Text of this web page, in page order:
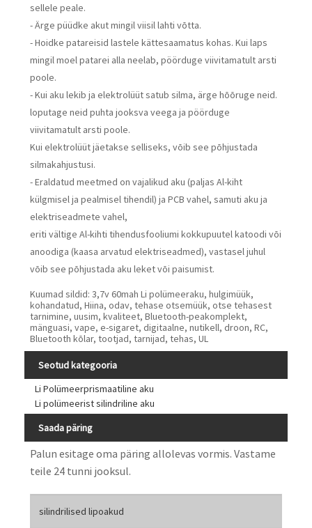
sellele peale.
- Ärge püüdke akut mingil viisil lahti võtta.
- Hoidke patareisid lastele kättesaamatus kohas. Kui laps
mingil moel patarei alla neelab, pöörduge viivitamatult arsti
poole.
- Kui aku lekib ja elektrolüüt satub silma, ärge hõõruge neid.
loputage neid puhta jooksva veega ja pöörduge
viivitamatult arsti poole.
Kui elektrolüüt jäetakse selliseks, võib see põhjustada
silmakahjustusi.
- Eraldatud meetmed on vajalikud aku (paljas Al-kiht
külgmisel ja pealmisel tihendil) ja PCB vahel, samuti aku ja
elektriseadmete vahel,
eriti vältige Al-kihti tihendusfooliumi kokkupuutel katoodi või
anoodiga (kaasa arvatud elektriseadmed), vastasel juhul
võib see põhjustada aku leket või paisumist.
Kuumad sildid: 3,7v 60mah Li polümeeraku, hulgimüük,
kohandatud, Hiina, odav, tehase otsemüük, otse tehasest
tarnimine, uusim, kvaliteet, Bluetooth-peakomplekt,
mänguasi, vape, e-sigaret, digitaalne, nutikell, droon, RC,
Bluetooth kõlar, tootjad, tarnijad, tehas, UL
Seotud kategooria
Li Polümeerprismaatiline aku
Li polümeerist silindriline aku
Saada päring
Palun esitage oma päring allolevas vormis. Vastame
teile 24 tunni jooksul.